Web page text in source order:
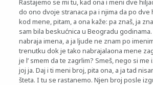
Rastajemo se mi tu, kad ona i meni dve
do ono dvoje stranaca pa i njima da po dve
kod mene, pitam, a ona kaže: pa znaš, ja
sam bila beskućnica u Beogradu
nabraja imena, a ja ljude ne znam po
trenutku dok je tako nabrajalaona mene
je l’ smem da te zagrlim? Smeš, nego si me
joj ja. Daj i ti meni broj, pita ona, a ja tad
šteta. I tu se rastanemo. Njen broj posle